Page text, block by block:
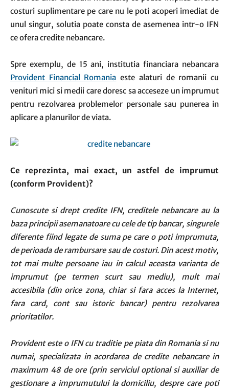
costuri suplimentare pe care nu le poti acoperi imediat de
unul singur, solutia poate consta de asemenea intr-o IFN
ce ofera credite nebancare.
Spre exemplu, de 15 ani, institutia financiara nebancara
Provident Financial Romania este alaturi de romanii cu
venituri mici si medii care doresc sa acceseze un imprumut
pentru rezolvarea problemelor personale sau punerea in
aplicare a planurilor de viata.
Ce reprezinta, mai exact, un astfel de imprumut
(conform Provident)?
Cunoscute si drept credite IFN, creditele nebancare au la
baza principii asemanatoare cu cele de tip bancar, singurele
diferente fiind legate de suma pe care o poti imprumuta,
de perioada de rambursare sau de costuri. Din acest motiv,
tot mai multe persoane iau in calcul aceasta varianta de
imprumut (pe termen scurt sau mediu), mult mai
accesibila (din orice zona, chiar si fara acces la Internet,
fara card, cont sau istoric bancar) pentru rezolvarea
prioritatilor.
Provident este o IFN cu traditie pe piata din Romania si nu
numai, specializata in acordarea de credite nebancare in
maximum 48 de ore (prin serviciul optional si auxiliar de
gestionare a imprumutului la domiciliu, despre care poti